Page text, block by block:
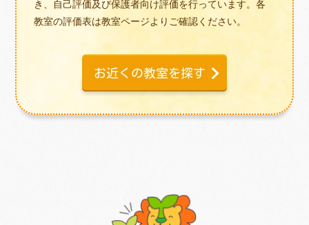
き、自己評価及び保護者向け評価を行っています。各
教室の評価表は教室ページよりご確認ください。